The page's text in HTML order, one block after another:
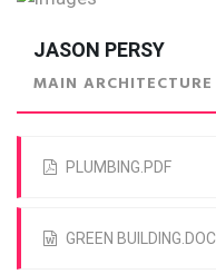
JASON PERSY
MAIN ARCHITECTURE
PLUMBING.PDF
GREEN BUILDING.DOC